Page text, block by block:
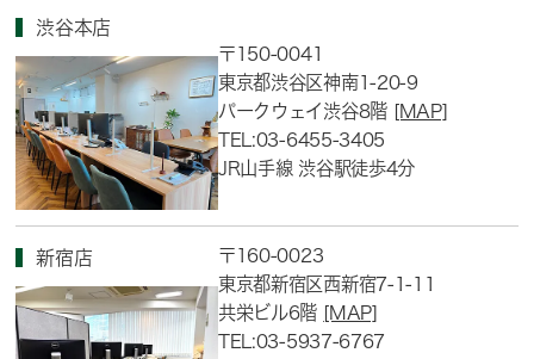
渋谷本店
〒150-0041
東京都渋谷区神南1-20-9
パークウェイ渋谷8階 [MAP]
TEL:03-6455-3405
JR山手線 渋谷駅徒歩4分
新宿店
〒160-0023
東京都新宿区西新宿7-1-11
共栄ビル6階 [MAP]
TEL:03-5937-6767